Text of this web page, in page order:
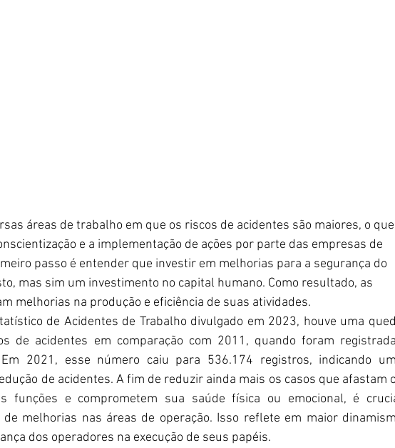
áreas de trabalho em que os riscos de acidentes são maiores, o que
e a implementação de ações por parte das empresas de
passo é entender que investir em melhorias para a segurança do
mas sim um investimento no capital humano. Como resultado, as
melhorias na produção e eficiência de suas atividades.
de Acidentes de Trabalho divulgado em 2023, houve uma
de acidentes em comparação com 2011, quando foram
2021, esse número caiu para 536.174 registros, indicando
de acidentes. A fim de reduzir ainda mais os casos que afastam
funções e comprometem sua saúde física ou emocional, é
melhorias nas áreas de operação. Isso reflete em maior
dos operadores na execução de seus papéis.